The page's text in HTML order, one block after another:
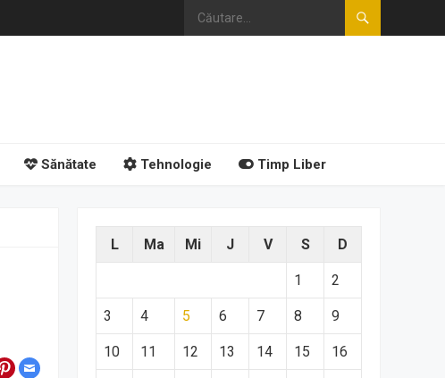
Sănătate Tehnologie Timp Liber
L Ma Mi J V S D
1 2
3 4 5 6 7 8 9
10 11 12 13 14 15 16